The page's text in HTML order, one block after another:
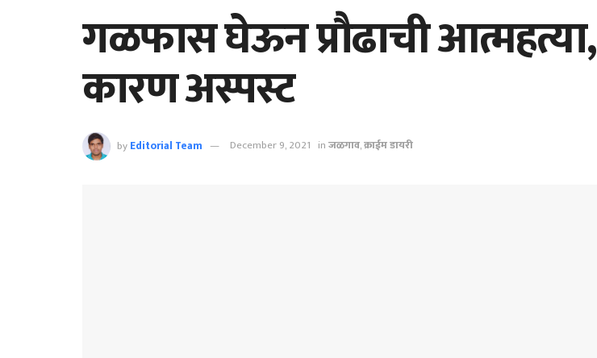
गळफास घेऊन प्रौढाची आत्महत्या,
कारण अस्पस्ट
byEditorial Team December 9, 2021 inजळगाव,क्राईम डायरी